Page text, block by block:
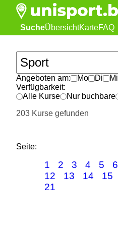
SucheÜbersichtKarteFAQ
Angeboten am: Mo Di Mi
Verfügbarkeit:
Alle Kurse
Nur buchbare
203 Kurse gefunden
Seite:
1 2 3 4 5 6
12
13 14 15
21